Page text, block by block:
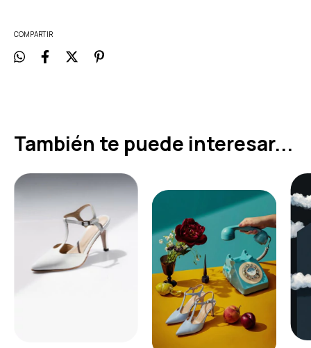
COMPARTIR
También te puede interesar...